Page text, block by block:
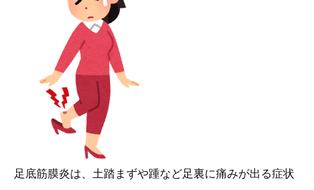
足底筋膜炎は、土踏まずや踵など足裏に痛みが出る症状